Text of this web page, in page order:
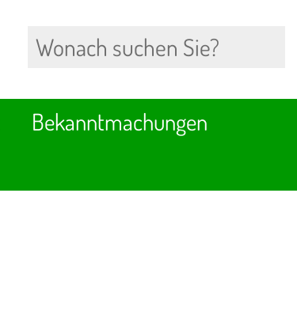
Bekanntmachungen